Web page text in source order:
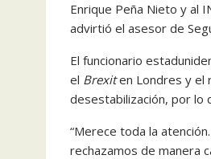
Enrique Peña Nieto y al
advirtió el asesor de
El funcionario
el Brexiten Londres y el
desestabilización, por lo
“Merece toda la
rechazamos de manera